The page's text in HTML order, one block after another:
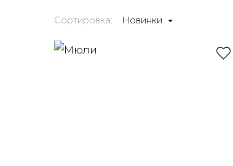
Сортировка: Новинки